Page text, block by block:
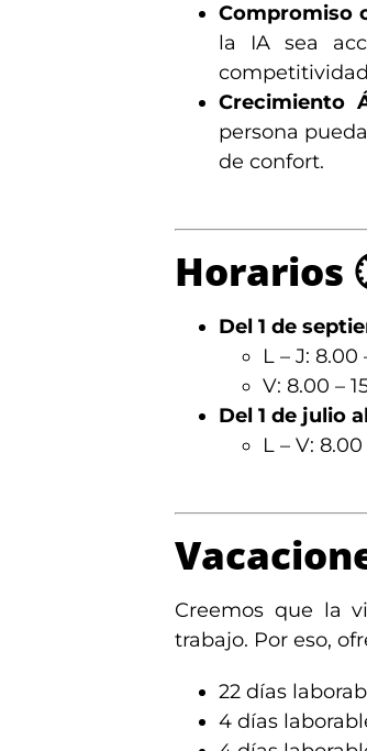
Compromiso
la IA sea
Crecimiento
persona
de confort.
Horarios
Del 1 de
L – J: 8.00
V: 8.00 –
Del 1 de julio
L – V:
V
Creemos que la
trabajo. Por eso,
22 días
4 días